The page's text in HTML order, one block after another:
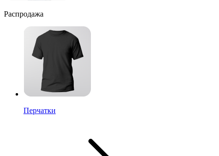
Распродажа
Перчатки